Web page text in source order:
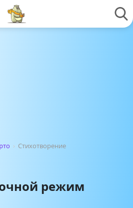
› Стихотворение
режим